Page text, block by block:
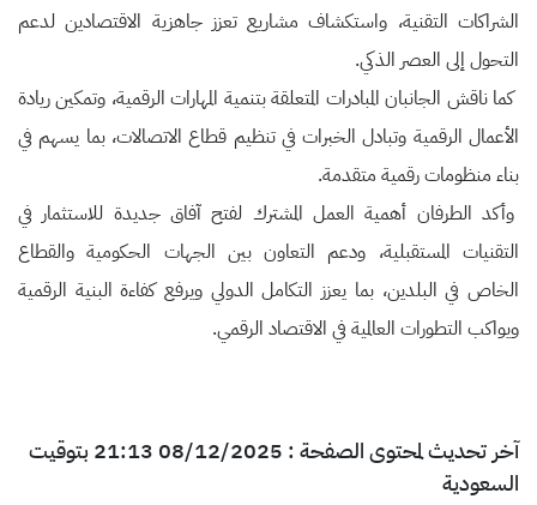
الشراكات التقنية، واستكشاف مشاريع تعزز جاهزية الاقتصادين لدعم
التحول إلى العصر الذكي.
كما ناقش الجانبان المبادرات المتعلقة بتنمية المهارات الرقمية، وتمكين ريادة
الأعمال الرقمية وتبادل الخبرات في تنظيم قطاع الاتصالات، بما يسهم في
بناء منظومات رقمية متقدمة.
وأكد الطرفان أهمية العمل المشترك لفتح آفاق جديدة للاستثمار في
التقنيات المستقبلية، ودعم التعاون بين الجهات الحكومية والقطاع
الخاص في البلدين، بما يعزز التكامل الدولي ويرفع كفاءة البنية الرقمية
ويواكب التطورات العالمية في الاقتصاد الرقمي.
آخر تحديث لمحتوى الصفحة : 08/12/2025 21:13 بتوقيت
السعودية